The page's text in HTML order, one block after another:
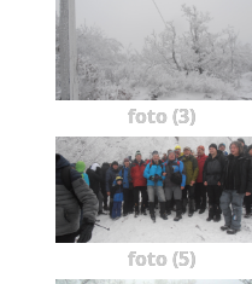
foto (3)
foto (5)